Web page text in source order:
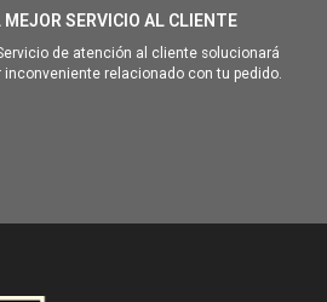
MEJOR SERVICIO AL CLIENTE
de atención al cliente solucionará
inconveniente relacionado con tu pedido.